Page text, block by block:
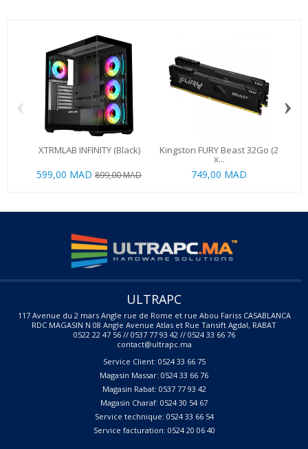
XTRMLAB INFINITY (Black)
599,00 MAD 899,00 MAD
Kingston FURY Beast 32Go (2
x...
749,00 MAD
‹ ›
ULTRAPC
117 Avenue du 2 mars Angle rue de Rome et rue Abou Fariss CASABLANCA
RDC MAGASIN N 08 Angle Avenue Atlas et Rue Tansift Agdal, RABAT
0522 22 47 56 // 0537 77 93 42 // 0524 33 66 76
contact@ultrapc.ma
Service Client: 0524 33 66 75
Magasin Massar: 0524 33 66 76
Magasin Rabat: 0537 77 93 42
Magasin Charaf: 0524 30 54 67
Service technique: 0524 33 66 54
Service facturation: 0524 20 06 40